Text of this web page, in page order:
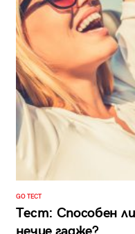
GO ТЕСТ
Тест: Способен